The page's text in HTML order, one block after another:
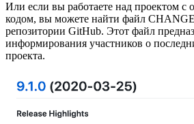
Или если вы работаете над проектом
кодом, вы можете найти файл
репозитории GitHub. Этот файл
информирования участников о
проекта.